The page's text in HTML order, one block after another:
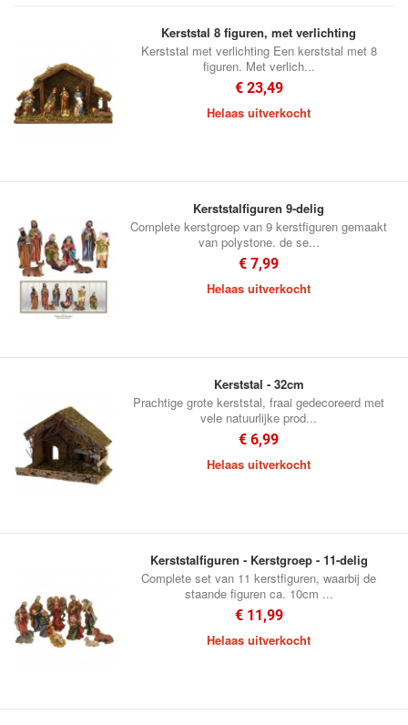
Kerststal 8 figuren, met verlichting
Kerststal met verlichting Een kerststal met 8
figuren. Met verlich...
€ 23,49
Helaas uitverkocht
Kerststalfiguren 9-delig
Complete kerstgroep van 9 kerstfiguren gemaakt
van polystone. de se...
€ 7,99
Helaas uitverkocht
Kerststal - 32cm
Prachtige grote kerststal, fraai gedecoreerd met
vele natuurlijke prod...
€ 6,99
Helaas uitverkocht
Kerststalfiguren - Kerstgroep - 11-delig
Complete set van 11 kerstfiguren, waarbij de
staande figuren ca. 10cm ...
€ 11,99
Helaas uitverkocht